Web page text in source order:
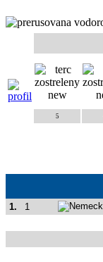
5
1. 1